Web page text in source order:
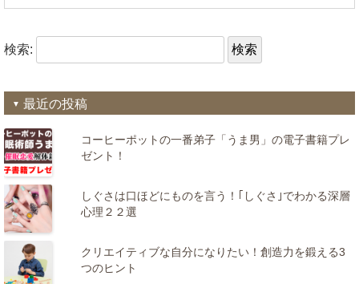
検索:
最近の投稿
コーヒーポットの一番弟子「うま男」の電子書籍プレ
ゼント！
しぐさは口ほどにものを言う！｢しぐさ｣でわかる深層
心理２２選
クリエイティブな自分になりたい！創造力を鍛える3
つのヒント